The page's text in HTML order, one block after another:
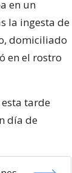
en un
la ingesta de
domiciliado
en el rostro
tarde
día de